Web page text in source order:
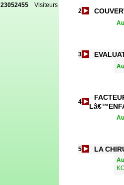
23052455Visiteurs
2
3
4
5 LA